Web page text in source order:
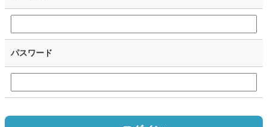
パスワード